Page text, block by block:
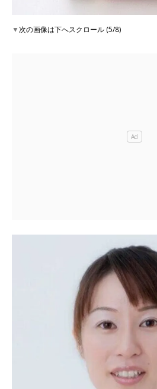
▼次の画像は下へスクロール (5/8)